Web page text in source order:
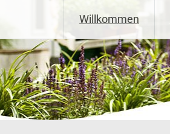
Willkommen